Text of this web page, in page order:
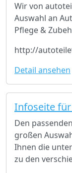
Wir von
Auswahl an
Pflege &
http://
Detail ansehen
Infoseite
Den
großen
Ihnen die
zu den